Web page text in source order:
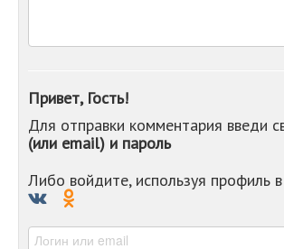
Привет, Гость!
Для отправки комментария введи
(или email) и пароль
Либо войдите, используя профиль